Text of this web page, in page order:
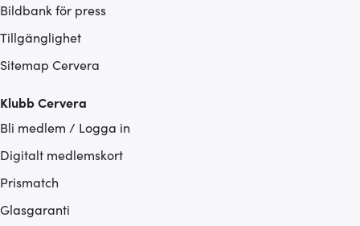
Bildbank för press
Tillgänglighet
Sitemap Cervera
Klubb Cervera
Bli medlem / Logga in
Digitalt medlemskort
Prismatch
Glasgaranti